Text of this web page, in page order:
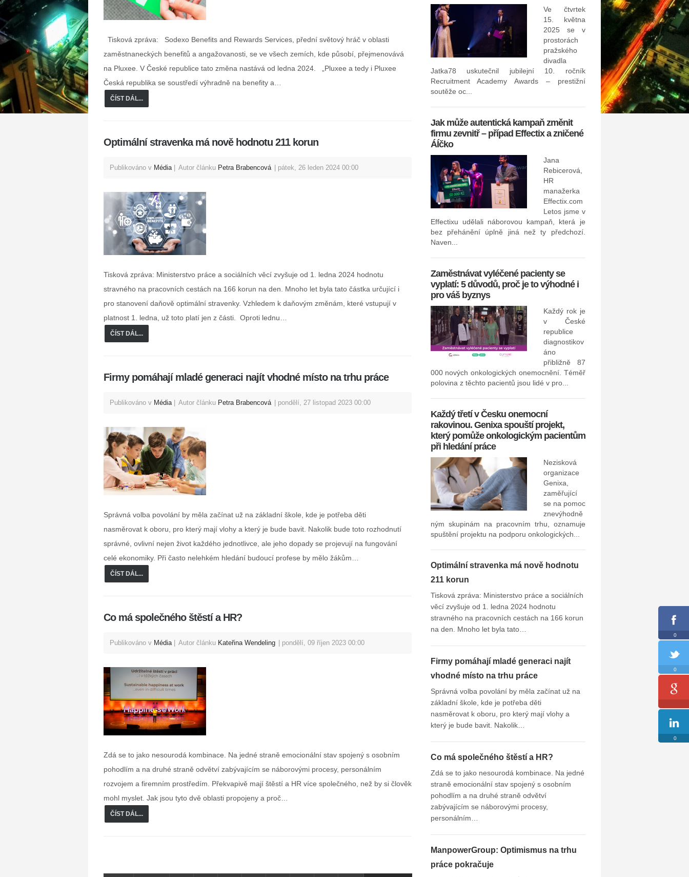
Tisková zpráva: Sodexo Benefits and Rewards Services, přední světový hráč v oblasti
zaměstnaneckých benefitů a angažovanosti, se ve všech zemích, kde působí, přejmenovává
na Pluxee. V České republice tato změna nastává od ledna 2024. „Pluxee a tedy i Pluxee
Česká republika se soustředí výhradně na benefity a…
ČÍST DÁL...
Optimální stravenka má nově hodnotu 211 korun
Publikováno v Média Autor článku Petra Brabencová pátek, 26 leden 2024 00:00
Tisková zpráva: Ministerstvo práce a sociálních věcí zvyšuje od 1. ledna 2024 hodnotu
stravného na pracovních cestách na 166 korun na den. Mnoho let byla tato částka určující i
pro stanovení daňově optimální stravenky. Vzhledem k daňovým změnám, které vstupují v
platnost 1. ledna, už toto platí jen z části. Oproti lednu…
ČÍST DÁL...
Firmy pomáhají mladé generaci najít vhodné místo na trhu práce
Publikováno v Média Autor článku Petra Brabencová pondělí, 27 listopad 2023 00:00
Správná volba povolání by měla začínat už na základní škole, kde je potřeba děti
nasměrovat k oboru, pro který mají vlohy a který je bude bavit. Nakolik bude toto rozhodnutí
správné, ovlivní nejen život každého jednotlivce, ale jeho dopady se projevují na fungování
celé ekonomiky. Při často nelehkém hledání budoucí profese by mělo žákům…
ČÍST DÁL...
Co má společného štěstí a HR?
Publikováno v Média Autor článku Kateřina Wendeling pondělí, 09 říjen 2023 00:00
Zdá se to jako nesourodá kombinace. Na jedné straně emocionální stav spojený s osobním
pohodlím a na druhé straně odvětví zabývajícím se náborovými procesy, personálním
rozvojem a firemním prostředím. Překvapivě mají štěstí a HR více společného, než by si člověk
mohl myslet. Jak jsou tyto dvě oblasti propojeny a proč…
ČÍST DÁL...
Ve čtvrtek
15. května
2025 se v
prostorách
pražského
divadla
Jatka78 uskutečnil jubilejní 10. ročník
Recruitment Academy Awards – prestižní
soutěže oc...
Jak může autentická kampaň změnit
firmu zevnitř – případ Effectix a zničené
ÁÍčko
Jana
Rebicerová,
HR
manažerka
Effectix.com
Letos jsme v
Effectixu udělali náborovou kampaň, která je
bez přehánění úplně jiná než ty předchozí.
Naven...
Zaměstnávat vyléčené pacienty se
vyplatí: 5 důvodů, proč je to výhodné i
pro váš byznys
Každý rok je
v České
republice
diagnostikov
áno
přibližně 87
000 nových onkologických onemocnění. Téměř
polovina z těchto pacientů jsou lidé v pro...
Každý třetí v Česku onemocní
rakovinou. Genixa spouští projekt,
který pomůže onkologickým pacientům
při hledání práce
Nezisková
organizace
Genixa,
zaměřující
se na pomoc
znevýhodně
ným skupinám na pracovním trhu, oznamuje
spuštění projektu na podporu onkologických...
30. září 2024 –Jak se jako
budoucnost? Dá se
neustálým změnám, které
odpoví čeští i z...
Invalidita může výrazně
Proč by neměla chybět
pojistce?
Náborový software
v hotelovém oboru
Optimální stravenka má nově hodnotu
211 korun
Tisková zpráva: Ministerstvo práce a sociálních
věcí zvyšuje od 1. ledna 2024 hodnotu
stravného na pracovních cestách na 166 korun
na den. Mnoho let byla tato…
Firmy pomáhají mladé generaci najít
vhodné místo na trhu práce
Správná volba povolání by měla začínat už na
základní škole, kde je potřeba děti
nasměrovat k oboru, pro který mají vlohy a
který je bude bavit. Nakolik…
Co má společného štěstí a HR?
Zdá se to jako nesourodá kombinace. Na jedné
straně emocionální stav spojený s osobním
pohodlím a na druhé straně odvětví
zabývajícím se náborovými procesy,
personálním…
ManpowerGroup: Optimismus na trhu
práce pokračuje
0
0
0